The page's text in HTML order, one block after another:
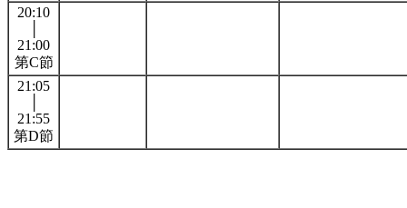
20:10
21:00
第C節
21:05
21:55
第D節